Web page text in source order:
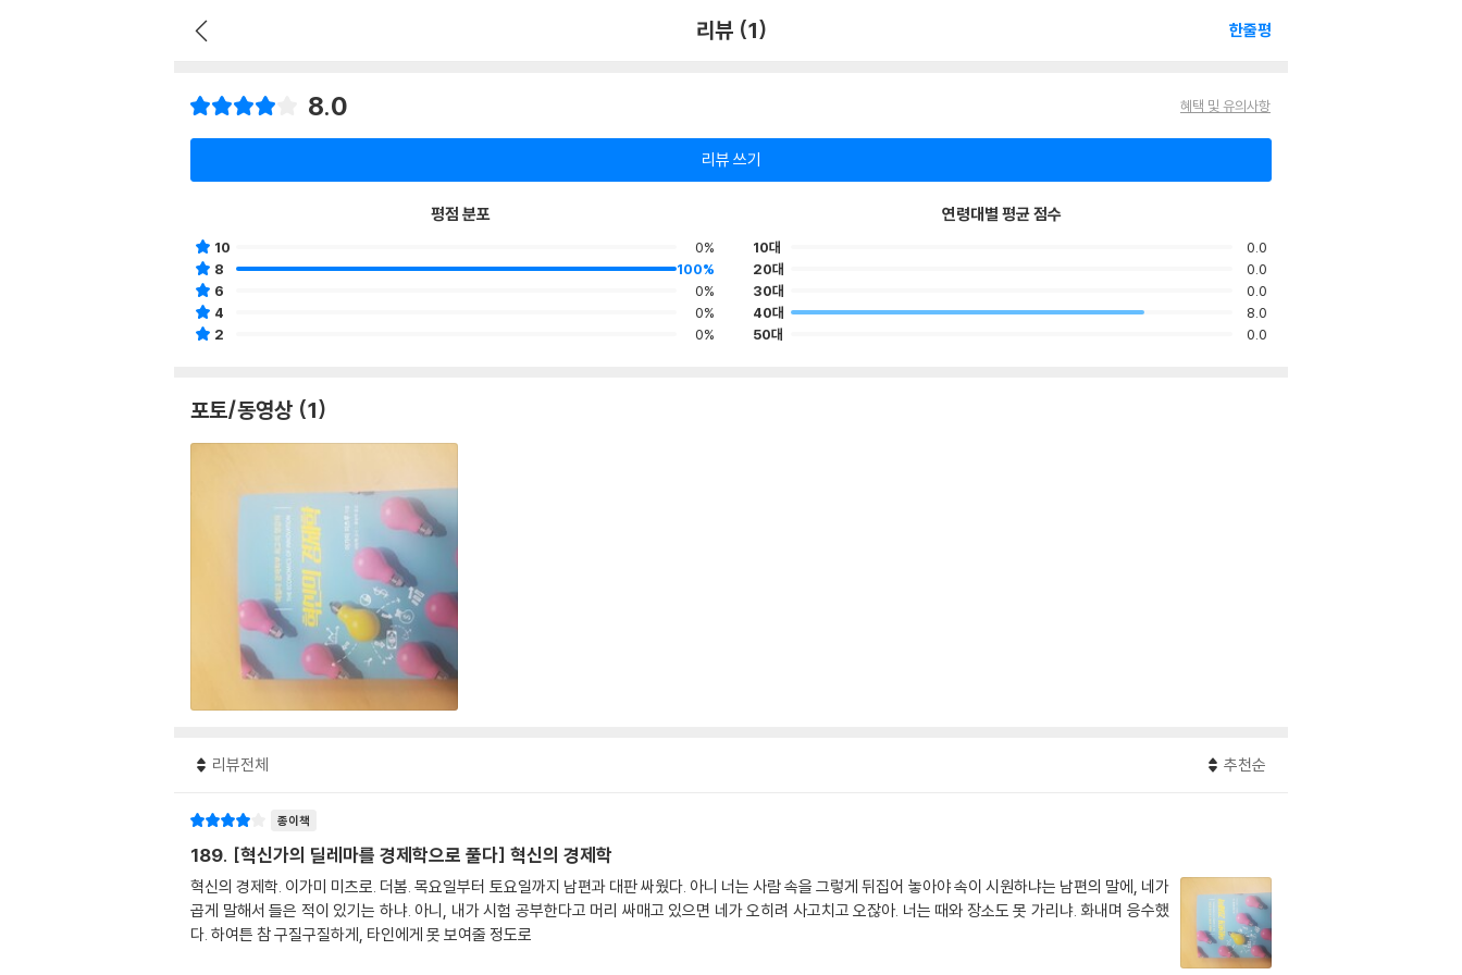
리뷰 (1) 한줄평
8.0 혜택 및 유의사항
리뷰 쓰기
평점 분포
10
0%
8
100%
6
0%
4
0%
2
0%
연령대별 평균 점수
10대
0.0
20대
0.0
30대
0.0
40대
8.0
50대
0.0
포토/동영상 (1)
리뷰전체 추천순
종이책
189. [혁신가의 딜레마를 경제학으로 풀다] 혁신의 경제학
혁신의 경제학. 이가미 미츠로. 더봄. 목요일부터 토요일까지 남편과 대판 싸웠다. 아니 너는 사람 속을 그렇게 뒤집어 놓아야 속이 시원하냐는 남편의 말에, 네가
곱게 말해서 들은 적이 있기는 하냐. 아니, 내가 시험 공부한다고 머리 싸매고 있으면 네가 오히려 사고치고 오잖아. 너는 때와 장소도 못 가리냐. 화내며 응수했
다. 하여튼 참 구질구질하게, 타인에게 못 보여줄 정도로